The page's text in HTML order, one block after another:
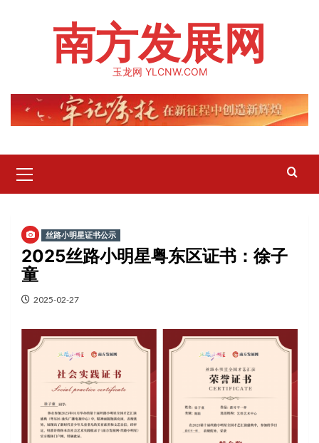
南方发展网
玉龙网 YLCNW.COM
Menu
丝路小明星证书公示
2025丝路小明星粤东区证书：徐子
童
2025-02-27